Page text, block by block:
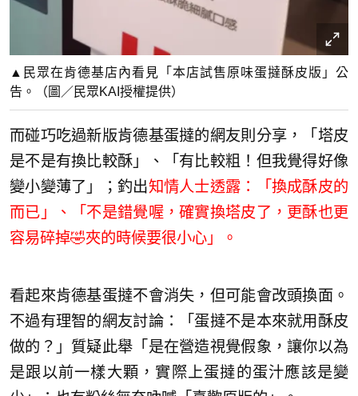
▲民眾在肯德基店內看見「本店試售原味蛋撻酥皮版」公
告。（圖／民眾KAI授權提供）
而碰巧吃過新版肯德基蛋撻的網友則分享，「塔皮
是不是有換比較酥」、「有比較粗！但我覺得好像
變小變薄了」；釣出知情人士透露：「換成酥皮的
而已」、「不是錯覺喔，確實換塔皮了，更酥也更
容易碎掉🤣夾的時候要很小心」。
看起來肯德基蛋撻不會消失，但可能會改頭換面。
不過有理智的網友討論：「蛋撻不是本來就用酥皮
做的？」質疑此舉「是在營造視覺假象，讓你以為
是跟以前一樣大顆，實際上蛋撻的蛋汁應該是變